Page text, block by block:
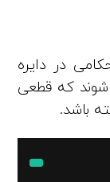
در دایره
­شوند که قطعی
باشد.